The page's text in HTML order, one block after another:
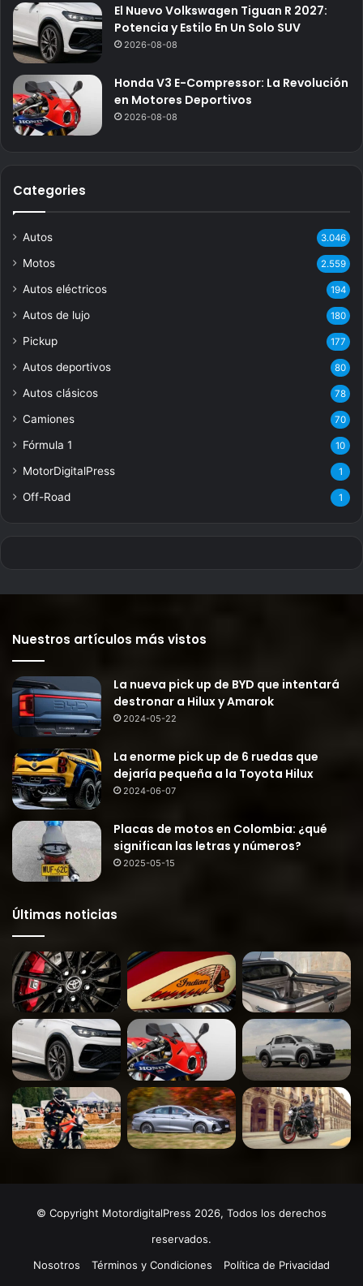
El Nuevo Volkswagen Tiguan R 2027:
Potencia y Estilo En Un Solo SUV
2026-08-08
Honda V3 E-Compressor: La Revolución
en Motores Deportivos
2026-08-08
Categories
Autos 3.046
Motos 2.559
Autos eléctricos 194
Autos de lujo 180
Pickup 177
Autos deportivos 80
Autos clásicos 78
Camiones 70
Fórmula 1 10
MotorDigitalPress 1
Off-Road 1
Nuestros artículos más vistos
La nueva pick up de BYD que intentará
destronar a Hilux y Amarok
2024-05-22
La enorme pick up de 6 ruedas que
dejaría pequeña a la Toyota Hilux
2024-06-07
Placas de motos en Colombia: ¿qué
significan las letras y números?
2025-05-15
Últimas noticias
© Copyright MotordigitalPress 2026, Todos los derechos
reservados.
Nosotros
Términos y Condiciones Política de Privacidad